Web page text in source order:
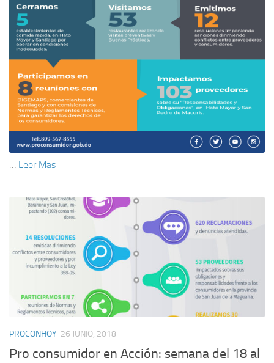
… Leer Mas
PROCONHOY 26 JUNIO, 2018
Pro consumidor en Acción: semana del 18 al